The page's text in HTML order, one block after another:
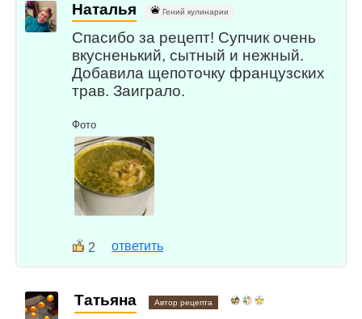
Наталья Гений кулинарии
Спасибо за рецепт! Супчик очень
вкусненький, сытный и нежный.
Добавила щепоточку французских
трав. Заиграло.
Фото
2 ответить
Татьяна Автор рецепта